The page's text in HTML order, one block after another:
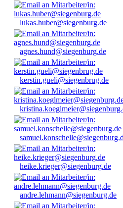
lukas.huber@siegenburg.de
agnes.hund@siegenburg.de
kerstin.gueli@siegenbrug.de
heike.krieger@siegenburg.de
andre.lehmann@siegenburg.de